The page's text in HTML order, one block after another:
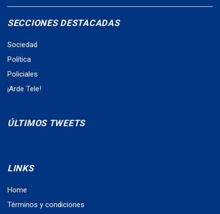
SECCIONES DESTACADAS
Sociedad
Política
Policiales
¡Arde Tele!
ÚLTIMOS TWEETS
LINKS
Home
Términos y condiciones